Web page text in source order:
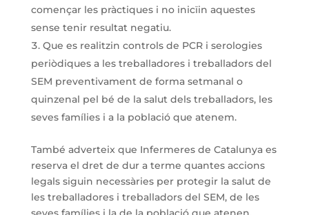
començar les pràctiques i no inicïin aquestes
sense tenir resultat negatiu.
Que es realitzin controls de PCR i serologies
periòdiques a les treballadores i treballadors del
SEM preventivament de forma setmanal o
quinzenal pel bé de la salut dels treballadors, les
seves famílies i a la població que atenem.
També adverteix que Infermeres de Catalunya es
reserva el dret de dur a terme quantes accions
legals siguin necessàries per protegir la salut de
les treballadores i treballadors del SEM, de les